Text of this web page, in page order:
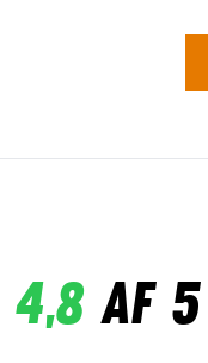
4,8af 5